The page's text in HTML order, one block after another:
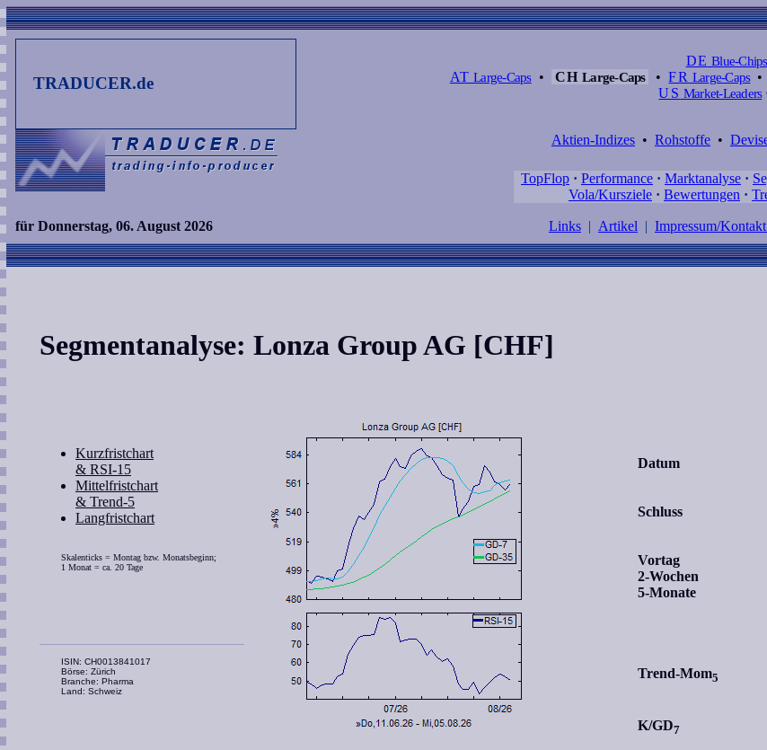
TRADUCER.de
DE Blue-Chips
AT Large-Caps• CH Large-Caps •FR Large-Caps
US Market-Leaders
Aktien-Indizes • Rohstoffe •
TopFlop · Performance · Marktanalyse ·
Vola/Kursziele · Bewertungen ·
für Donnerstag, 06. August 2026 Links | Artikel | Impressum/
Segmentanalyse: Lonza Group AG [CHF]
Kurzfristchart
& RSI-15
Mittelfristchart
& Trend-5
Langfristchart
Skalenticks = Montag bzw. Monatsbeginn;
1 Monat = ca. 20 Tage
ISIN: CH0013841017
Börse: Zürich
Branche: Pharma
Land: Schweiz
Datum
Schluss
Vortag
2-Wochen
5-Monate
Trend-Mom5
K/GD7